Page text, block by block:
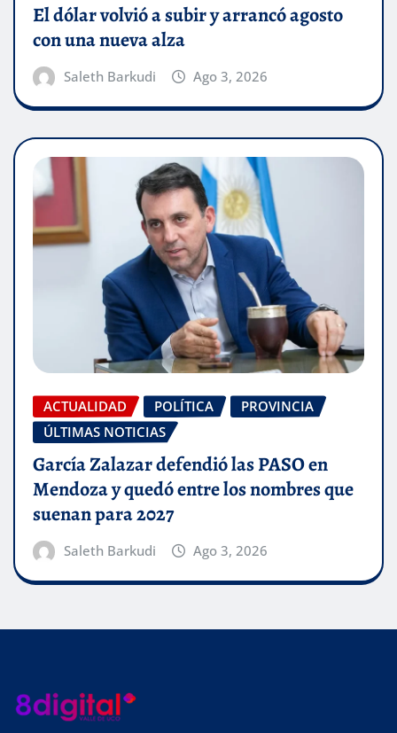
El dólar volvió a subir y arrancó agosto
con una nueva alza
Saleth Barkudi Ago 3, 2026
ACTUALIDAD POLÍTICA
PROVINCIA
ÚLTIMAS NOTICIAS
García Zalazar defendió las PASO en
Mendoza y quedó entre los nombres que
suenan para 2027
Saleth Barkudi Ago 3, 2026